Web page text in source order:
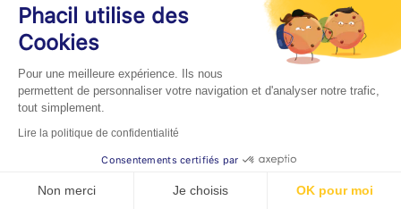
Phacil utilise des
Cookies
Pour une meilleure expérience. Ils nous
permettent de personnaliser votre navigation et d'analyser notre trafic,
tout simplement.
Lire la politique de confidentialité
Consentements certifiés par
Non merci Je choisis OK pour moi